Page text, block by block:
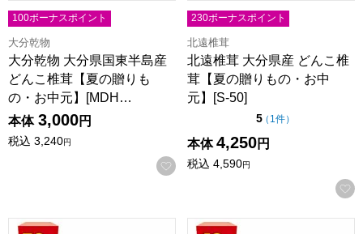
100ボーナスポイント
大分乾物
大分乾物 大分県国東半島産
どんこ椎茸【夏の贈りも
の・お中元】[MDH…
本体 3,000円
税込 3,240円
お気に入りに登録する
230ボーナスポイント
北遠椎茸
北遠椎茸 大分県産 どんこ椎
茸【夏の贈りもの・お中
元】[S-50]
5点（5点満点中）
（ 1件の評価
）
本体 4,250円
税込 4,590円
かに缶＆酒悦＆佃煮バラエティ詰合せ【夏の贈りもの・お
キョクヨー紅ずわいがに＆